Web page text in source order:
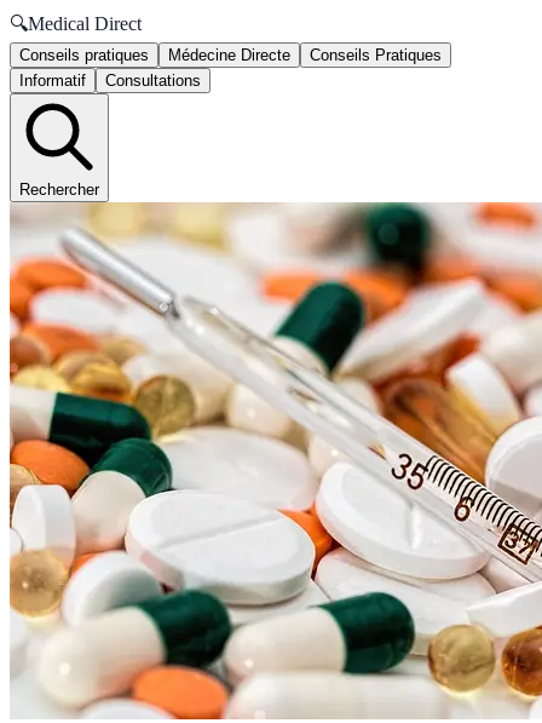
🔍Medical Direct
Conseils pratiques Médecine Directe
Conseils Pratiques
Informatif
Consultations
Rechercher